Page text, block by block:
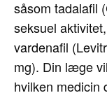
såsom tadalafil
seksuel
vardenafil
mg). Din læge
hvilken medicin